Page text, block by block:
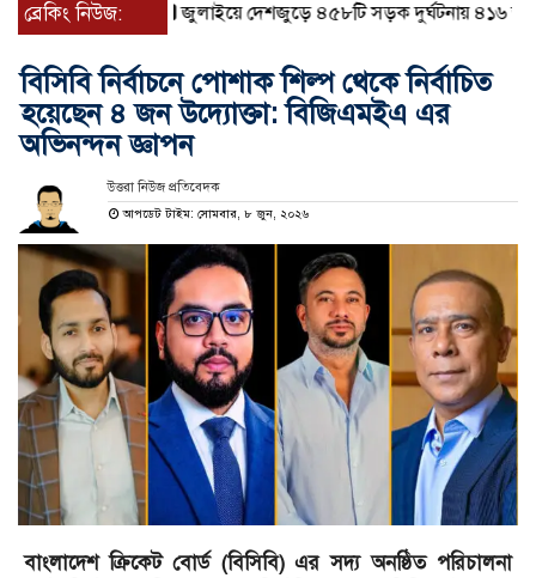
ব্রেকিং নিউজ: জুলাইয়ে দেশজুড়ে ৪৫৮টি সড়ক দুর্ঘটনায় ৪১৬ জন
বিসিবি নির্বাচনে পোশাক শিল্প থেকে নির্বাচিত
হয়েছেন ৪ জন উদ্যোক্তা: বিজিএমইএ এর
অভিনন্দন জ্ঞাপন
উত্তরা নিউজ প্রতিবেদক
আপডেট টাইম: সোমবার, ৮ জুন, ২০২৬
বাংলাদেশ ক্রিকেট বোর্ড (বিসিবি) এর সদ্য অনষ্ঠিত পরিচালনা